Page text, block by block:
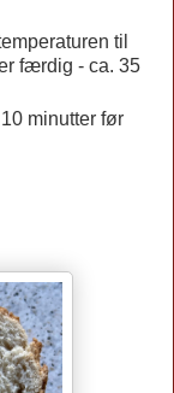
til
færdig - ca. 35
minutter før